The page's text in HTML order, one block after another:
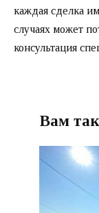
каждая сделка
случаях может
консультация
Вам